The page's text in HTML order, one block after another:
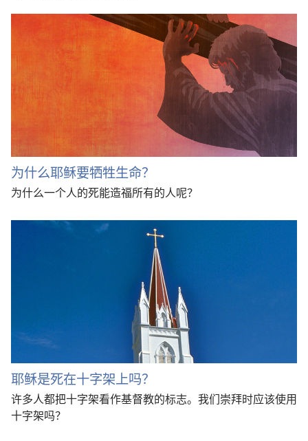
为什么耶稣要牺牲生命？
为什么一个人的死能造福所有的人呢？
耶稣是死在十字架上吗？
许多人都把十字架看作基督教的标志。我们崇拜时应该使用
十字架吗？